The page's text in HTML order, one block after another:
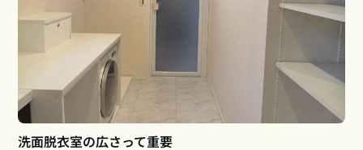
洗面脱衣室の広さって重要